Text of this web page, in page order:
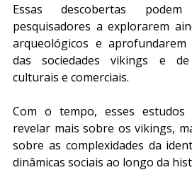
Essas descobertas
pesquisadores a explorarem
arqueológicos e aprofundarem
das sociedades vikings e
culturais e comerciais.
Com o tempo, esses estudos
revelar mais sobre os vikings,
sobre as complexidades da
dinâmicas sociais ao longo da